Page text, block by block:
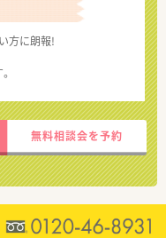
方に朗報!
無料相談会を予約